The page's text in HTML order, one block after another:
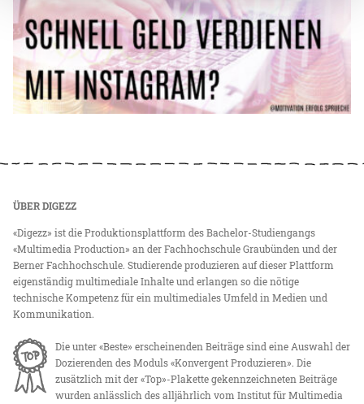
ÜBER DIGEZZ
«Digezz» ist die Produktionsplattform des Bachelor-Studiengangs
«Multimedia Production» an der Fachhochschule Graubünden und der
Berner Fachhochschule. Studierende produzieren auf dieser Plattform
eigenständig multimediale Inhalte und erlangen so die nötige
technische Kompetenz für ein multimediales Umfeld in Medien und
Kommunikation.
Die unter «Beste» erscheinenden Beiträge sind eine Auswahl der
Dozierenden des Moduls «Konvergent Produzieren». Die
zusätzlich mit der «Top»-Plakette gekennzeichneten Beiträge
wurden anlässlich des alljährlich vom Institut für Multimedia